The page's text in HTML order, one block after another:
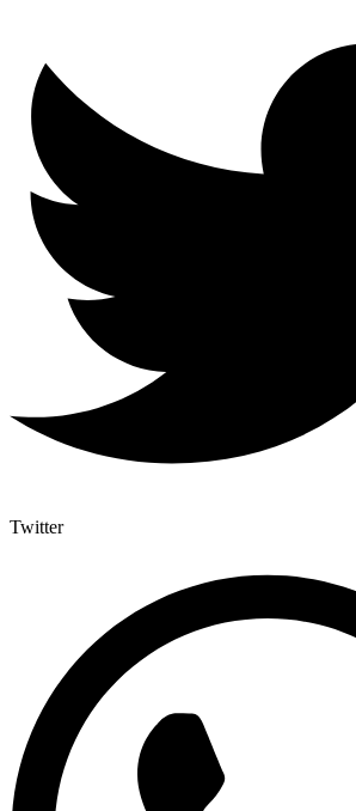
Twitter